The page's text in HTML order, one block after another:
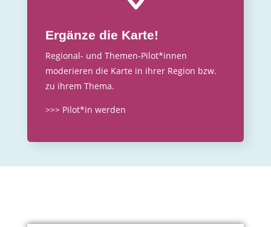
Ergänze die Karte!
Regional- und Themen-Pilot*innen
moderieren die Karte in ihrer Region bzw.
zu ihrem Thema.
>>> Pilot*in werden